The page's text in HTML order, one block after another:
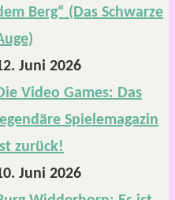
Berg“ (Das Schwarze
Juni 2026
Video Games: Das
Spielemagazin
zurück!
Juni 2026